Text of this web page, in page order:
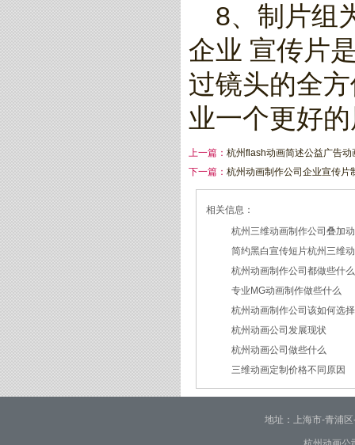
8、制片组
企业 宣传片
过镜头的全
业一个更好
上一篇： 杭州flash动画简述公益广告动
下一篇： 杭州动画制作公司企业宣传片
相关信息：
杭州三维动画制作公司叠加
2026/07/27
简约黑白宣传短片杭州三维
2026/07/23
杭州动画制作公司都做些什
2026/03/18
专业MG动画制作做些什么
2026/03/16
杭州动画制作公司该如何选择
2026/03/05
杭州动画公司发展现状
2026/03/03
杭州动画公司做些什么
2026/02/28
三维动画定制价格不同原因
2026/02/02
地址：上海市-青浦